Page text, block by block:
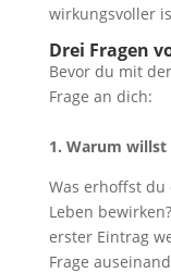
wirkungsvoller
Drei Fragen
Bevor du mit
Frage an dich:
1. Warum
Was erhoffst
Leben
erster Eintrag
Frage